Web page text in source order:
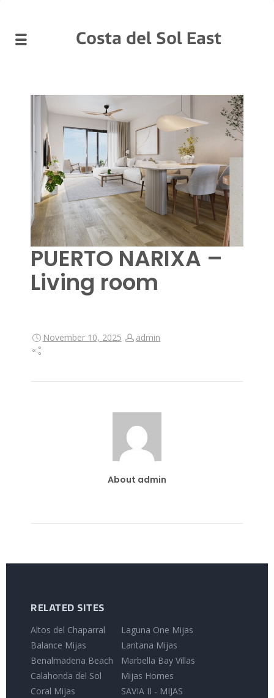
Costa del Sol East
PUERTO NARIXA –
Living room
November 10, 2025 admin
About admin
RELATED SITES
Altos del Chaparral
Balance Mijas
Benalmadena Beach
Calahonda del Sol
Coral Mijas
Laguna One Mijas
Lantana Mijas
Marbella Bay Villas
Mijas Homes
SAVIA II - MIJAS